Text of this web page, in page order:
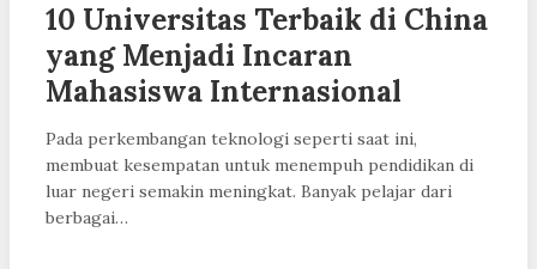
10 Universitas Terbaik di China
yang Menjadi Incaran
Mahasiswa Internasional
Pada perkembangan teknologi seperti saat ini,
membuat kesempatan untuk menempuh pendidikan di
luar negeri semakin meningkat. Banyak pelajar dari
berbagai…